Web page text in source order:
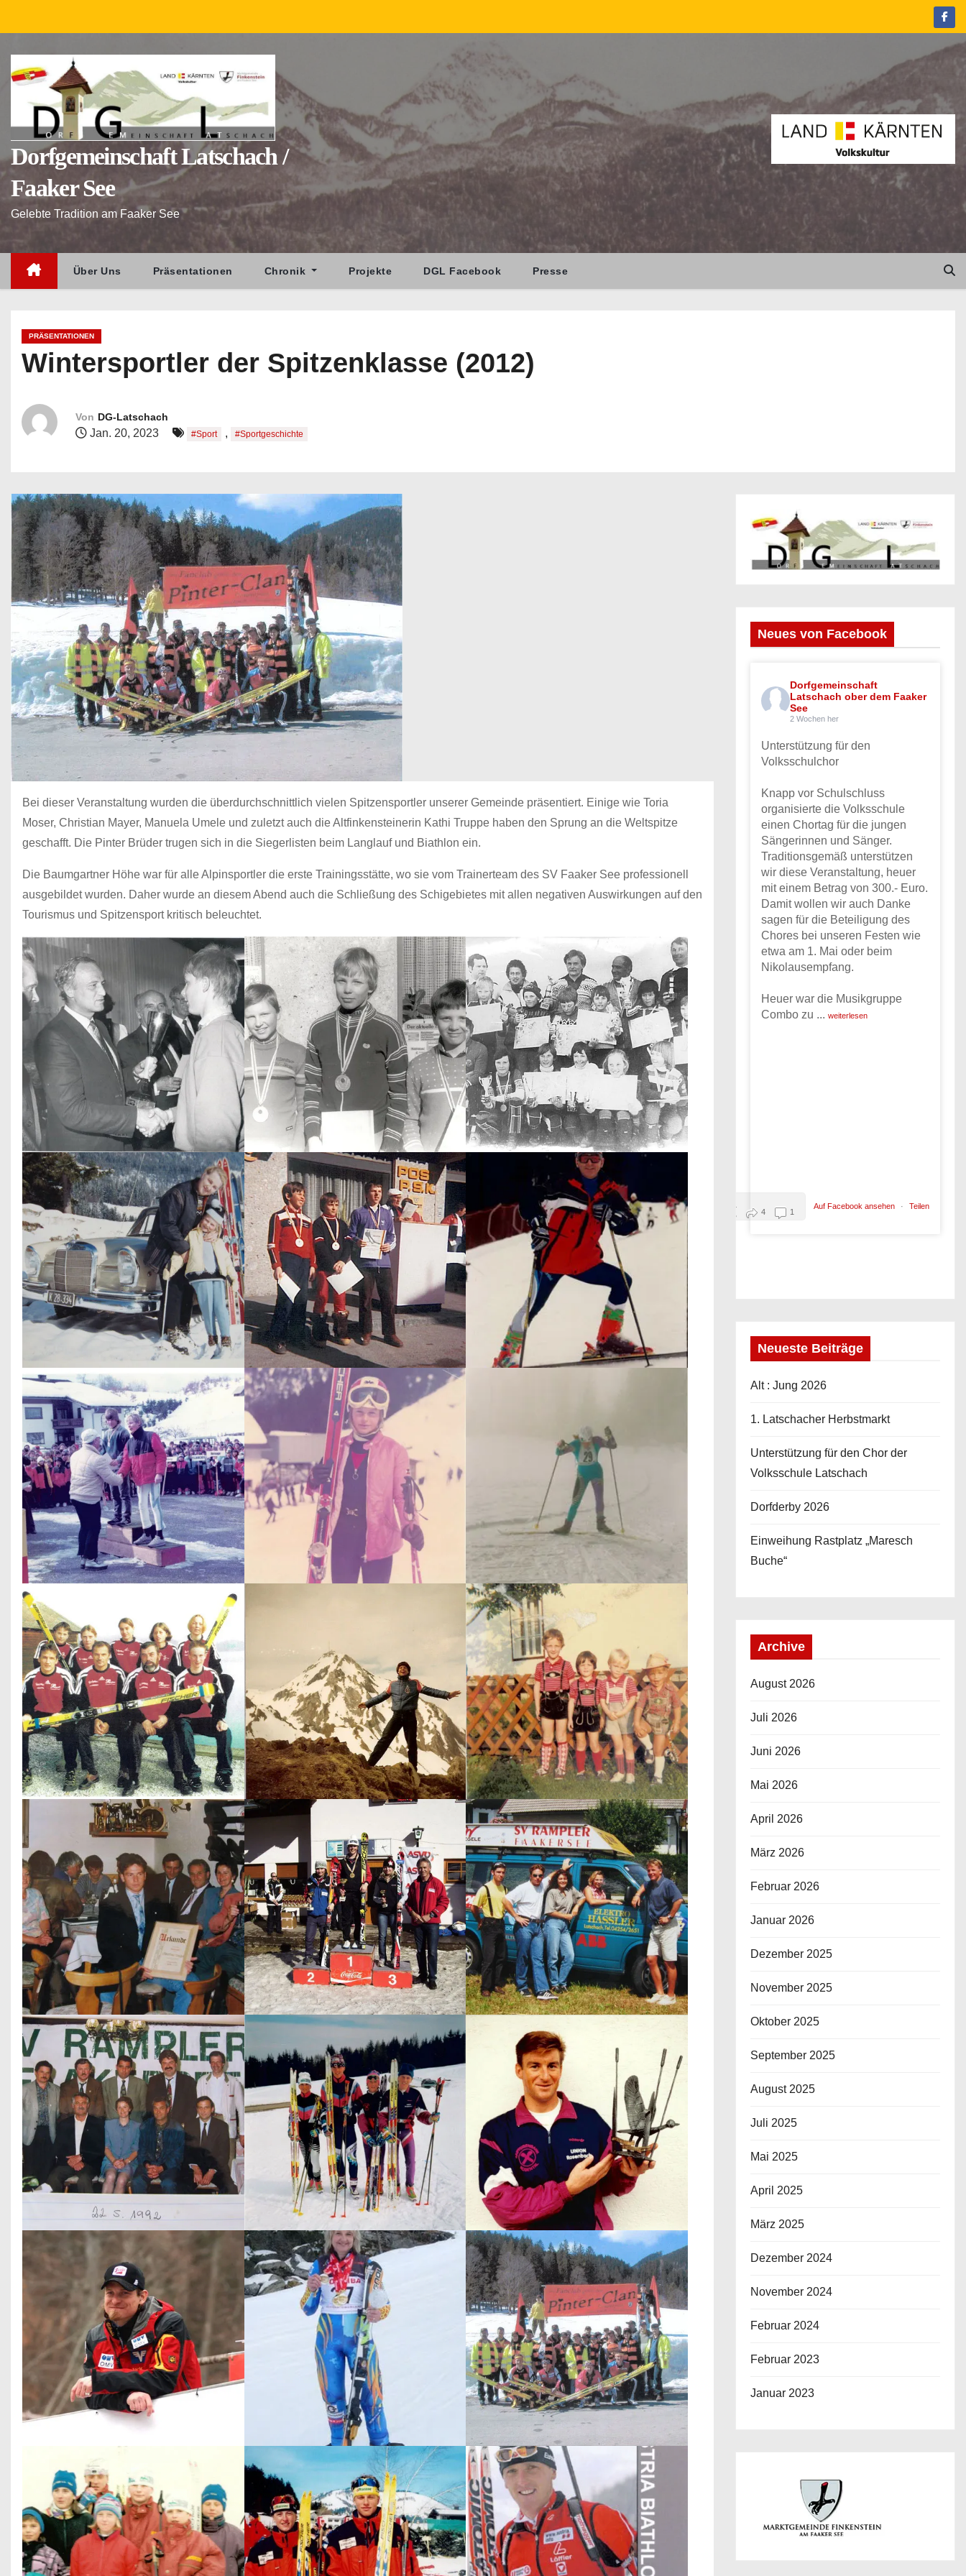
t
i
g
Dorfgemeinschaft Latschach /
Faaker See
Gelebte Tradition am Faaker See
Über Uns Präsentationen Chronik Projekte DGL Facebook Presse
PRÄSENTATIONEN
Wintersportler der Spitzenklasse (2012)
Von DG-Latschach
Jan. 20, 2023 #Sport , #Sportgeschichte
Bei dieser Veranstaltung wurden die überdurchschnittlich vielen Spitzensportler unserer Gemeinde präsentiert. Einige wie Toria
Moser, Christian Mayer, Manuela Umele und zuletzt auch die Altfinkensteinerin Kathi Truppe haben den Sprung an die Weltspitze
geschafft. Die Pinter Brüder trugen sich in die Siegerlisten beim Langlauf und Biathlon ein.
Die Baumgartner Höhe war für alle Alpinsportler die erste Trainingsstätte, wo sie vom Trainerteam des SV Faaker See professionell
ausgebildet wurden. Daher wurde an diesem Abend auch die Schließung des Schigebietes mit allen negativen Auswirkungen auf den
Tourismus und Spitzensport kritisch beleuchtet.
Neues von Facebook
Dorfgemeinschaft
Latschach ober dem Faaker
See
2 Wochen her
Unterstützung für den
Volksschulchor
Knapp vor Schulschluss
organisierte die Volksschule
einen Chortag für die jungen
Sängerinnen und Sänger.
Traditionsgemäß unterstützen
wir diese Veranstaltung, heuer
mit einem Betrag von 300.- Euro.
Damit wollen wir auch Danke
sagen für die Beteiligung des
Chores bei unseren Festen wie
etwa am 1. Mai oder beim
Nikolausempfang.
Heuer war die Musikgruppe
Combo zu ... weiterlesen
Auf Facebook ansehen · Teilen
4
2
4 1
Neueste Beiträge
Alt : Jung 2026
1. Latschacher Herbstmarkt
Unterstützung für den Chor der
Volksschule Latschach
Dorfderby 2026
Einweihung Rastplatz „Maresch
Buche“
Archive
August 2026
Juli 2026
Juni 2026
Mai 2026
April 2026
März 2026
Februar 2026
Januar 2026
Dezember 2025
November 2025
Oktober 2025
September 2025
August 2025
Juli 2025
Mai 2025
April 2025
März 2025
Dezember 2024
November 2024
Februar 2024
Februar 2023
Januar 2023